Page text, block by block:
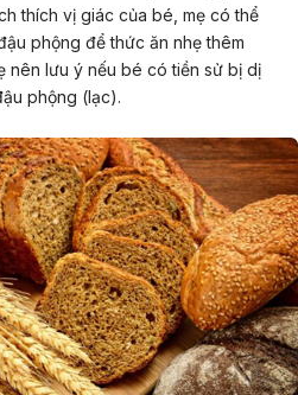
thích vị giác của bé, mẹ có thể
phộng để thức ăn nhẹ thêm
nên lưu ý nếu bé có tiền sử bị dị
phộng (lạc).